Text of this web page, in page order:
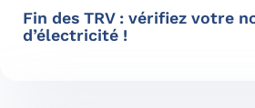
Fin des TRV : vérifiez votre
d’électricité !